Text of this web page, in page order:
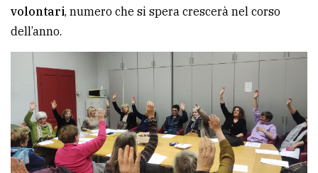
volontari, numero che si spera crescerà nel corso
dell’anno.